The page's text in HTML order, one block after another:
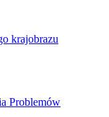
krajobrazu
Problemów